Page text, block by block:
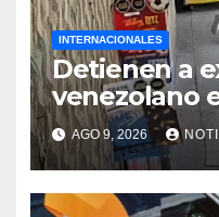
INTERNACIONALES
Detienen a
venezolano
muerte de
durante una
AGO 9, 2026